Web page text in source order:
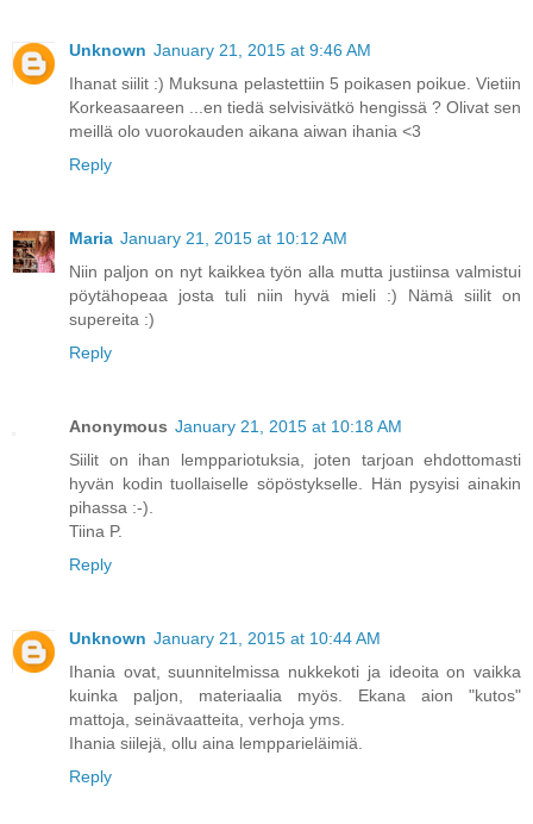
Unknown January 21, 2015 at 9:46 AM
Ihanat siilit :) Muksuna pelastettiin 5 poikasen poikue. Vietiin
Korkeasaareen ...en tiedä selvisivätkö hengissä ? Olivat sen
meillä olo vuorokauden aikana aiwan ihania <3
Reply
Maria January 21, 2015 at 10:12 AM
Niin paljon on nyt kaikkea työn alla mutta justiinsa valmistui
pöytähopeaa josta tuli niin hyvä mieli :) Nämä siilit on
supereita :)
Reply
Anonymous January 21, 2015 at 10:18 AM
Siilit on ihan lemppariotuksia, joten tarjoan ehdottomasti
hyvän kodin tuollaiselle söpöstykselle. Hän pysyisi ainakin
pihassa :-).
Tiina P.
Reply
Unknown January 21, 2015 at 10:44 AM
Ihania ovat, suunnitelmissa nukkekoti ja ideoita on vaikka
kuinka paljon, materiaalia myös. Ekana aion "kutos"
mattoja, seinävaatteita, verhoja yms.
Ihania siilejä, ollu aina lempparieläimiä.
Reply